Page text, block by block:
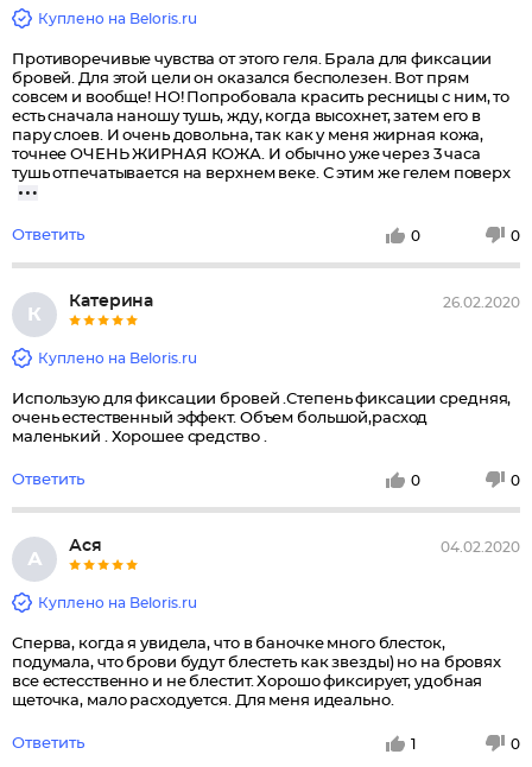
Куплено на Beloris.ru
Противоречивые чувства от этого геля. Брала для фиксации
бровей. Для этой цели он оказался бесполезен. Вот прям
совсем и вообще! НО! Попробовала красить ресницы с ним, то
есть сначала наношу тушь, жду, когда высохнет, затем его в
пару слоев. И очень довольна, так как у меня жирная кожа,
точнее ОЧЕНЬ ЖИРНАЯ КОЖА. И обычно уже через 3 часа
тушь отпечатывается на верхнем веке. С этим же гелем поверх
Ответить 0 0
К
Катерина 26.02.2020
Куплено на Beloris.ru
Использую для фиксации бровей .Степень фиксации средняя,
очень естественный эффект. Объем большой,расход
маленький . Хорошее средство .
Ответить 0 0
А
Ася 04.02.2020
Куплено на Beloris.ru
Сперва, когда я увидела, что в баночке много блесток,
подумала, что брови будут блестеть как звезды) но на бровях
все естесственно и не блестит. Хорошо фиксирует, удобная
щеточка, мало расходуется. Для меня идеально.
Ответить 1 0